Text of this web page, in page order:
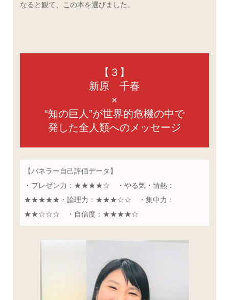
なると観て、この本を選びました。
【３】
新原 千春
×
“知の巨人”が世界的危機の中で
発した全人類へのメッセージ
【パネラー自己評価データ】
・プレゼン力：★★★★☆ ・やる気・情熱：
★★★★★・論理力：★★★☆☆ ・集中力：
★★☆☆☆ ・自信度：★★★★☆